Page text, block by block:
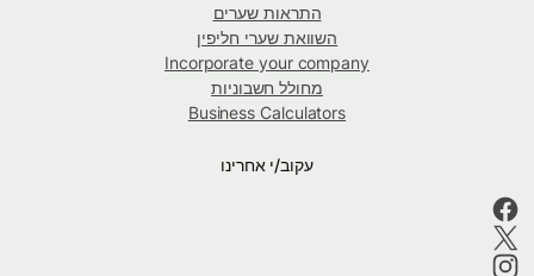
התראות שערים
השוואת שערי חליפין
Incorporate your company
מחולל חשבוניות
Business Calculators
עקוב/י אחרינו